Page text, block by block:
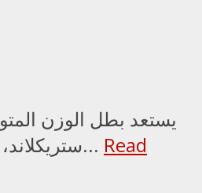
يستعد بطل الوزن
ستريكلاند، للعودة إلى الأضواء... Read